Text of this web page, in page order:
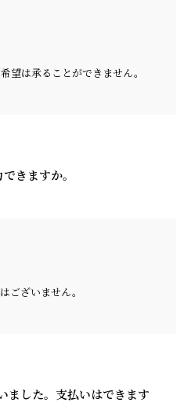
望は承ることができません。
きますか。
ございません。
ました。支払いはできます